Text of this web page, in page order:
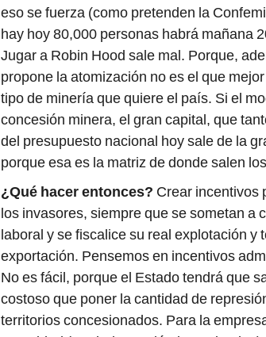
eso se fuerza (como pretenden la
hay hoy 80,000 personas habrá mañana
Jugar a Robin Hood sale mal. Porque,
propone la atomización no es el que
tipo de minería que quiere el país. Si el
concesión minera, el gran capital, que
del presupuesto nacional hoy sale de la
porque esa es la matriz de donde salen
¿Qué hacer entonces? Crear incentivos
los invasores, siempre que se sometan a
laboral y se fiscalice su real explotación y
exportación. Pensemos en incentivos
No es fácil, porque el Estado tendrá que
costoso que poner la cantidad de
territorios concesionados. Para la